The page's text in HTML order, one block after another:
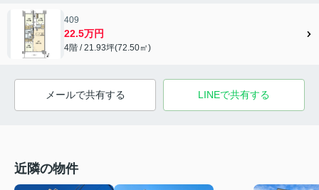
409
22.5万円
4階 / 21.93坪(72.50㎡)
メールで共有する LINEで共有する
近隣の物件